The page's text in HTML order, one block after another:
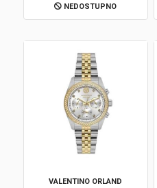
NEDOSTUPNO
VALENTINO ORLAND